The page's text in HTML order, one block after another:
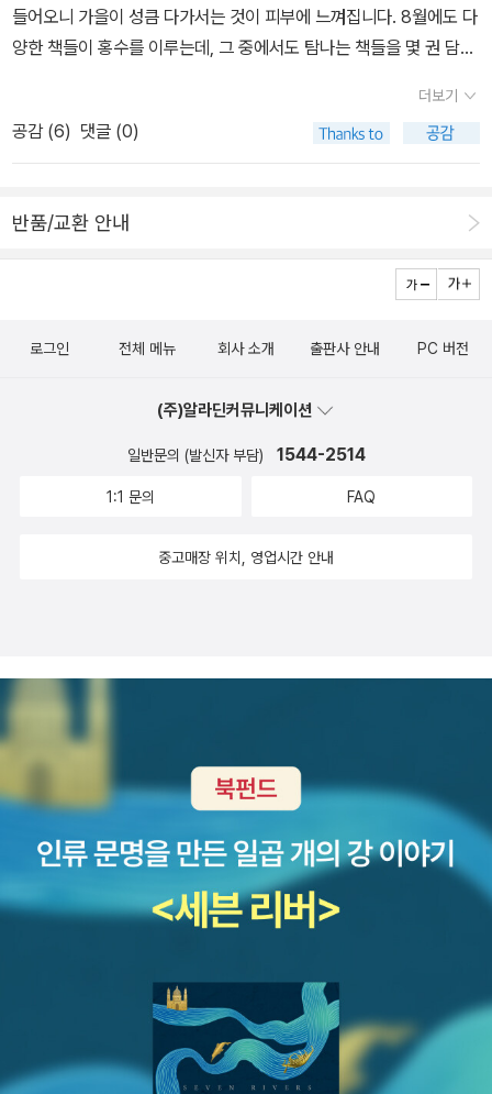
들어오니 가을이 성큼 다가서는 것이 피부에 느껴집니다. 8월에도 다
양한 책들이 홍수를 이루는데, 그 중에서도 탐나는 책들을 몇 권 담아
블] 책도 눈에 띄고, 평소 지압에 대한 궁금증 때문에 아래에 있는 책
도 관심이 갑니다. 미국 유학 바이블최재용 지음 / 종합출판(EnG)
/ 2014년 7월 꾹 눌러 내 몸을 살리는 세 손가락 지압혈야나모
개 탐정 1,2권을 재미있게 읽은 아이에게 세번째 시리즈도 선물하고
싶고, 리뷰를 보니 [건방이의 건방진 수련지] 책도 굉장히 재미있을
듯 싶다. 스무고개 탐정 3 : 어둠 속의 보물 상자허교범 지음, 고상미
음, 강경수 그림 / 비룡소 / 2014년 7월 닥터 홀의 싱크홀 연구
만BOOKs(와이즈만북스) / 2014년 5월 불로의 인형장용민 지
음 / 엘릭시르 / 2014년 8월 당신의 뇌를 경영하라!김병완 지음,
경신 지음 / 소담출판사 / 2014년 7월 관계의 온도김리리 외 지
자와 야스히코 지음, 이연승 옮김 / 한즈미디어(한스미디어) / 2014
월 여자 없는 남자들무라카미 하루키 지음, 양윤옥 옮김 / 문학동
안 직스투스 쾨르너 지음, 배명자 옮김 / 위즈덤하우스 / 2014년 8월
칼의 노래김훈 지음 / 문학동네 / 2012년 1월 연필 하나로
가슴 뛰는 세계를 만나다애덤 브라운 지음, 이은선 옮김 / 북하우스 /
2014년 8월 그리고 2학기 공부를 위한 아이의 자습서 및 문제집
도 살펴봐야겠습니다. 창비 중학교 국어 4 자습서 (중학교 2학년 2
더보기
공감 (6) 댓글 (0)
반품/교환 안내
로그인 전체 메뉴 회사 소개 출판사 안내 PC 버전
(주)알라딘커뮤니케이션
일반문의 (발신자 부담) 1544-2514
1:1 문의 FAQ
중고매장 위치, 영업시간 안내